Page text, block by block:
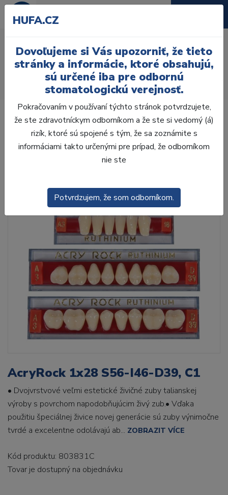
D39, C1
Zuby
AcryRock
AcryRock 1x28 S56-I46-D39, C1
AcryRock 1x28 S56-I46-D39, C1
• Dvojvrstvové veľmi estetické živičné zuby talianskej
výroby s povrchom napodobňujúcim živý zub.• Vďaka
použitiu špeciálnej živice novej generácie sú zuby výnimočne
tvrdé a excelentne odolávajú ab... ZOBRAZIT VÍCE
Kód produktu: 803831C
Tovar je dostupný na objednávku
HUFA.CZ
Dovoľujeme si Vás upozorniť, že tieto
stránky a informácie, ktoré obsahujú,
sú určené iba pre odbornú
stomatologickú verejnosť.
Pokračovaním v používaní týchto stránok potvrdzujete,
že ste zdravotníckym odborníkom a že ste si vedomý (á)
rizík, ktoré sú spojené s tým, že sa zoznámite s
informáciami takto určenými pre prípad, že odborníkom
nie ste
Potvrdzujem, že som odborníkom.